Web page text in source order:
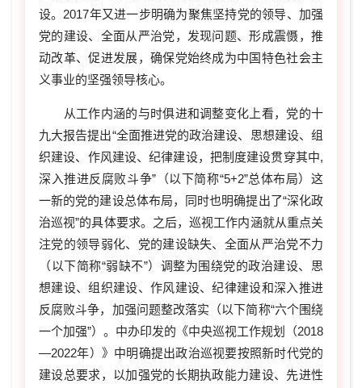
设。2017年又进一步明确为聚焦坚持党的领导、加强
党的建设、全面从严治党，发现问题、形成震慑，推
动改革、促进发展，确保党始终成为中国特色社会主
义事业的坚强领导核心。
从工作内涵的与时俱进和调整变化上看，党的十
九大报告提出“全面推进党的政治建设、思想建设、组
织建设、作风建设、纪律建设，把制度建设贯穿其中,
深入推进反腐败斗争”（以下简称“5+2”总体布局）这
一新的党的建设总体布局，同时也明确提出了“深化政
治巡视”的具体要求。之后，巡视工作内涵就从重点关
注党的领导弱化、党的建设缺失、全面从严治党不力
（以下简称“弱缺不”）调整为围绕党的政治建设、思
想建设、组织建设、作风建设、纪律建设和深入推进
反腐败斗争，加强问题整改落实（以下简称“六个围绕
一个加强”）。中办印发的《中央巡视工作规划（2018
—2022年）》中明确提出政治巡视要按照新时代党的
建设总要求，以加强党的长期执政能力建设、先进性